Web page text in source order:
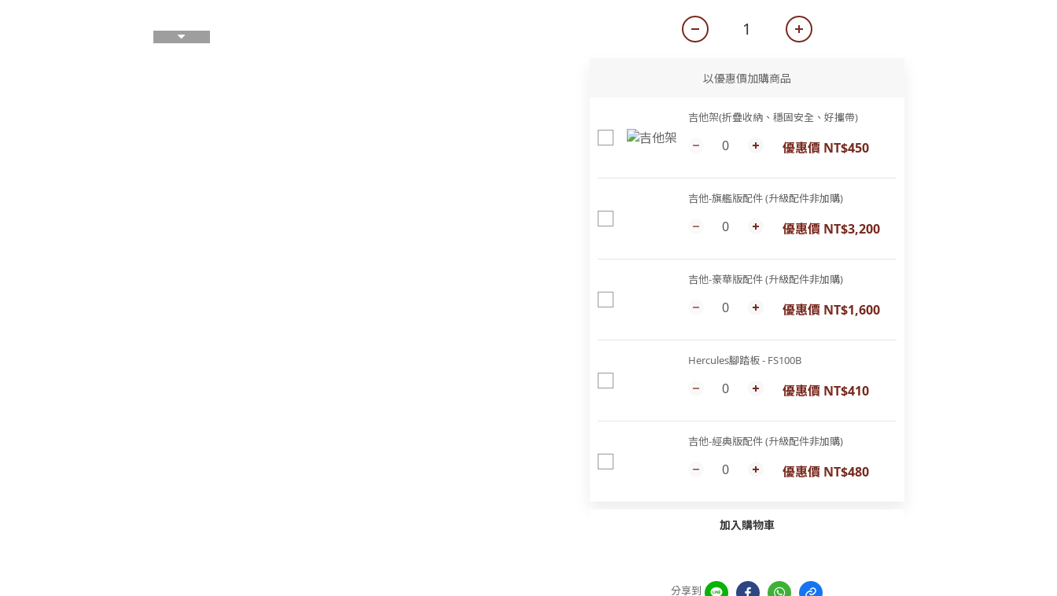
以優惠價加購商品
吉他架(折疊收納、穩固安全、好攜帶)
優惠價 NT$450
吉他-旗艦版配件 (升級配件非加購)
優惠價 NT$3,200
吉他-豪華版配件 (升級配件非加購)
優惠價 NT$1,600
Hercules腳踏板 - FS100B
優惠價 NT$410
吉他-經典版配件 (升級配件非加購)
優惠價 NT$480
加入購物車
分享到